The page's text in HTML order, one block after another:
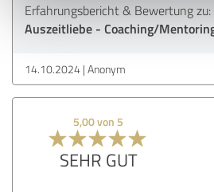
Erfahrungsbericht & Bewertung zu:
Auszeitliebe - Coaching/
14.10.2024 Anonym
5,00 von 5
SEHR GUT